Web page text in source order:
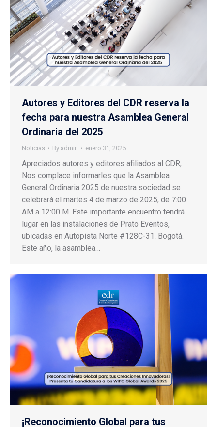
Autores y Editores del CDR reserva la
fecha para nuestra Asamblea General
Ordinaria del 2025
Noticias By admin enero 31, 2025
Apreciados autores y editores afiliados al CDR,
Nos complace informarles que la Asamblea
General Ordinaria 2025 de nuestra sociedad se
celebrará el martes 4 de marzo de 2025, de 7:00
AM a 12:00 M. Este importante encuentro tendrá
lugar en las instalaciones de Prato Eventos,
ubicadas en Autopista Norte #128C-31, Bogotá.
Este año, la asamblea…
¡Reconocimiento Global para tus